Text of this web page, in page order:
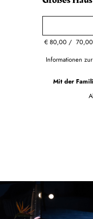
€80,00 70,00
Informationen
Mit der